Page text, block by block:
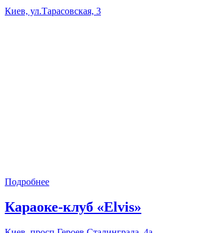
Киев, ул.Тарасовская, 3
Подробнее
Караоке-клуб «Elvis»